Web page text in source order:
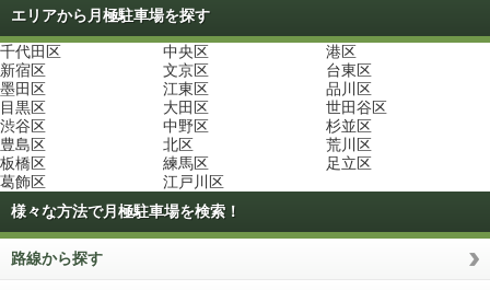
エリアから月極駐車場を探す
千代田区 中央区
港区
新宿区
文京区
台東区
墨田区
江東区
品川区
目黒区
大田区
世田谷区
渋谷区
中野区
杉並区
豊島区
北区
荒川区
板橋区
練馬区
足立区
葛飾区
江戸川区
様々な方法で月極駐車場を検索！
路線から探す